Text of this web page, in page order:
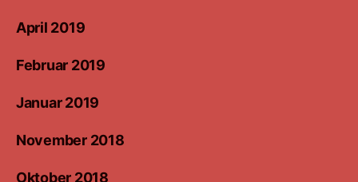
April 2019
Februar 2019
Januar 2019
November 2018
Oktober 2018